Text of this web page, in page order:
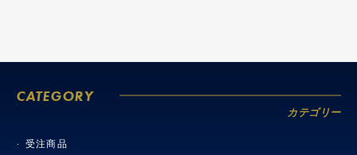
CATEGORY
カテゴリー
受注商品